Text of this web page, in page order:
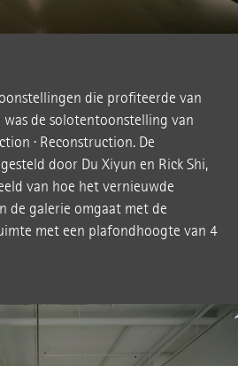
die profiteerde van
de solotentoonstelling van
· Reconstruction. De
door Du Xiyun en Rick Shi,
van hoe het vernieuwde
de galerie omgaat met de
met een plafondhoogte van 4